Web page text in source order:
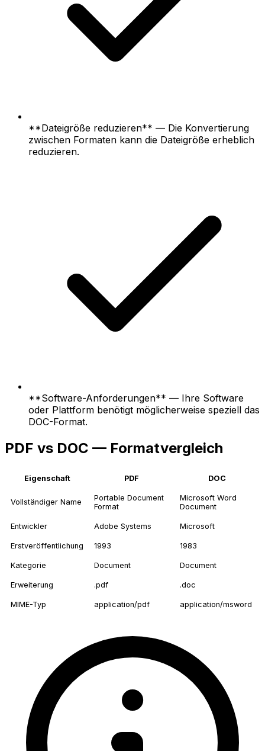
**Dateigröße reduzieren** — Die Konvertierung
zwischen Formaten kann die Dateigröße erheblich
reduzieren.
**Software-Anforderungen** — Ihre Software
oder Plattform benötigt möglicherweise speziell das
DOC-Format.
PDF vs DOC — Formatvergleich
Eigenschaft PDF DOC
Vollständiger Name
Portable Document
Format
Microsoft Word
Document
Entwickler Adobe Systems Microsoft
Erstveröffentlichung 1993 1983
Kategorie Document Document
Erweiterung .pdf .doc
MIME-Typ application/pdf application/msword